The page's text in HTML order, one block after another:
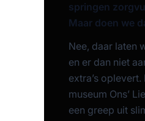
springen
Maar doen we
Nee, daar laten
en er dan niet
extra’s
museum Ons’
een greep uit